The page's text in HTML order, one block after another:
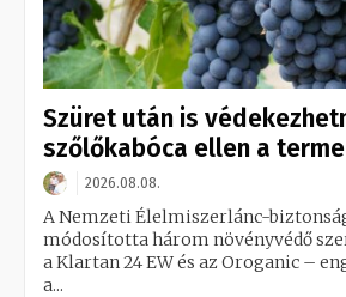
Szüret után is
szőlőkabóca ellen a
2026.08.08.
A Nemzeti Élelmiszerlánc-
módosította három növényvédő
a Klartan 24 EW és az Oroganic –
a...